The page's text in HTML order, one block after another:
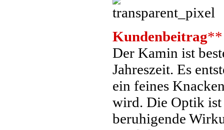
Kundenbeitrag**
Der Kamin ist
Jahreszeit. Es
ein feines
wird. Die Optik ist
beruhigende